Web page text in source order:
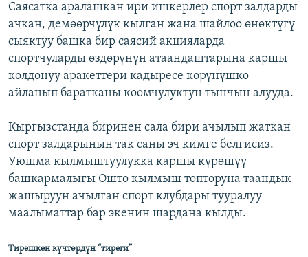
Саясатка аралашкан ири ишкерлер спорт залдарды
ачкан, демөөрчүлүк кылган жана шайлоо өнөктүгү
сыяктуу башка бир саясий акцияларда
спортчуларды өздөрүнүн атаандаштарына каршы
колдонуу аракеттери кадыресе көрүнүшкө
айланып баратканы коомчулуктун тынчын алууда.
Кыргызстанда биринен сала бири ачылып жаткан
спорт залдарынын так саны эч кимге белгисиз.
Уюшма кылмыштуулукка каршы күрөшүү
башкармалыгы Ошто кылмыш топторуна таандык
жашыруун ачылган спорт клубдары тууралуу
маалыматтар бар экенин шардана кылды.
Тирешкен күчтөрдүн “тиреги”